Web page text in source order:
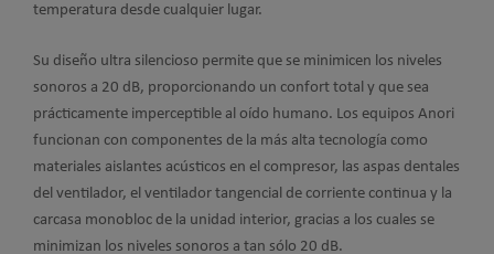
temperatura desde cualquier lugar.
Su diseño ultra silencioso permite que se minimicen los niveles
sonoros a 20 dB, proporcionando un confort total y que sea
prácticamente imperceptible al oído humano. Los equipos Anori
funcionan con componentes de la más alta tecnología como
materiales aislantes acústicos en el compresor, las aspas dentales
del ventilador, el ventilador tangencial de corriente continua y la
carcasa monobloc de la unidad interior, gracias a los cuales se
minimizan los niveles sonoros a tan sólo 20 dB.